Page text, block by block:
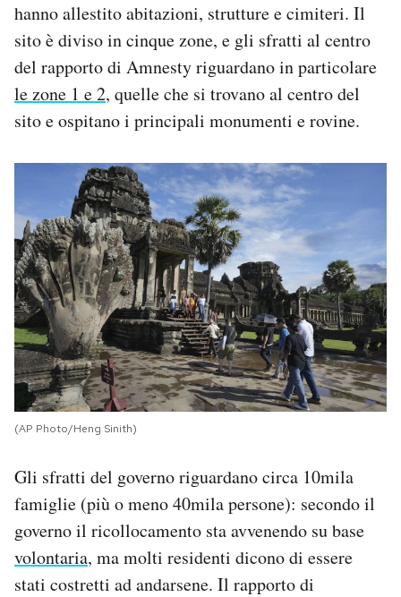
hanno allestito abitazioni, strutture e cimiteri. Il
sito è diviso in cinque zone, e gli sfratti al centro
del rapporto di Amnesty riguardano in particolare
le zone 1 e 2, quelle che si trovano al centro del
sito e ospitano i principali monumenti e rovine.
(AP Photo/Heng Sinith)
Gli sfratti del governo riguardano circa 10mila
famiglie (più o meno 40mila persone): secondo il
governo il ricollocamento sta avvenendo su base
volontaria, ma molti residenti dicono di essere
stati costretti ad andarsene. Il rapporto di